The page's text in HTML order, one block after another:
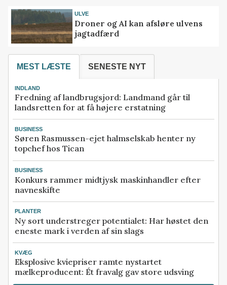
ULVE
Droner og AI kan afsløre ulvens
jagtadfærd
MEST LÆSTE SENESTE NYT
INDLAND
Fredning af landbrugsjord: Landmand går til
landsretten for at få højere erstatning
BUSINESS
Søren Rasmussen-ejet halmselskab henter ny
topchef hos Tican
BUSINESS
Konkurs rammer midtjysk maskinhandler efter
navneskifte
PLANTER
Ny sort understreger potentialet: Har høstet den
eneste mark i verden af sin slags
KVÆG
Eksplosive kviepriser ramte nystartet
mælkeproducent: Ét fravalg gav store udsving